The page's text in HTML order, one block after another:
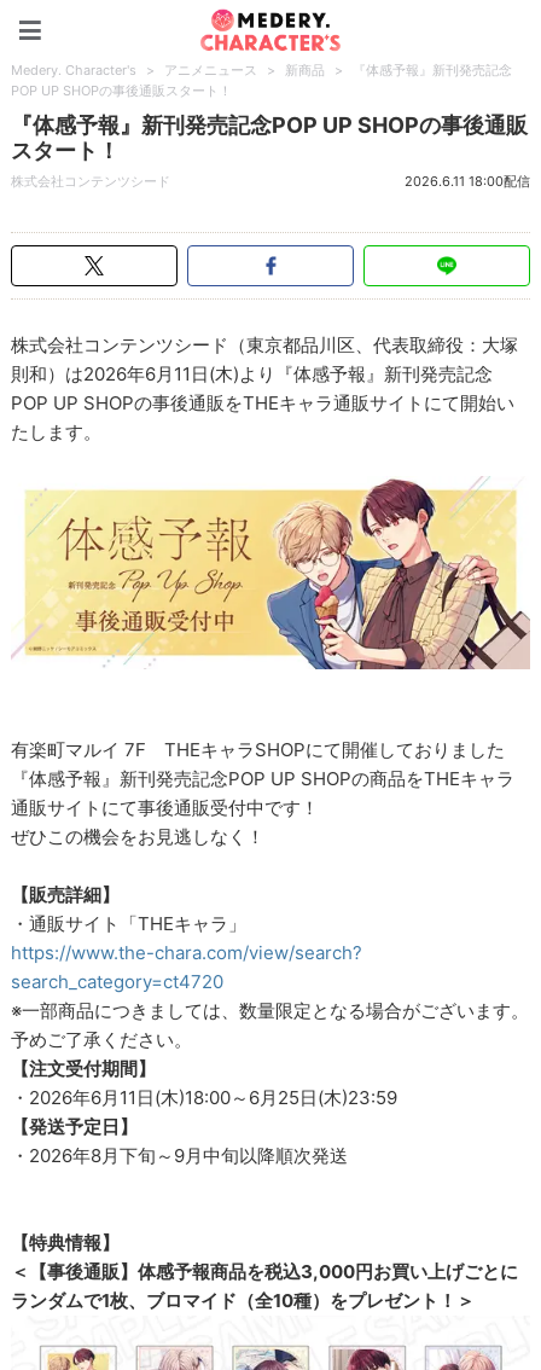
Medery. Character's > アニメニュース > 新商品 >
『体感予報』新刊発売記念
POP UP SHOPの事後通販スタート！
『体感予報』新刊発売記念POP UP SHOPの事後通販
スタート！
株式会社コンテンツシード 2026.6.11 18:00配信
株式会社コンテンツシード（東京都品川区、代表取締役：大塚
則和）は2026年6月11日(木)より『体感予報』新刊発売記念
POP UP SHOPの事後通販をTHEキャラ通販サイトにて開始い
たします。
有楽町マルイ 7F THEキャラSHOPにて開催しておりました
『体感予報』新刊発売記念POP UP SHOPの商品をTHEキャラ
通販サイトにて事後通販受付中です！
ぜひこの機会をお見逃しなく！
【販売詳細】
・通販サイト「THEキャラ」
https://www.the-chara.com/view/search?
search_category=ct4720
※一部商品につきましては、数量限定となる場合がございます。
予めご了承ください。
【注文受付期間】
・2026年6月11日(木)18:00～6月25日(木)23:59
【発送予定日】
・2026年8月下旬～9月中旬以降順次発送
【特典情報】
＜【事後通販】体感予報商品を税込3,000円お買い上げごとに
ランダムで1枚、ブロマイド（全10種）をプレゼント！＞